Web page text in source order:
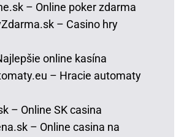
– Online poker zdarma
– Casino hry
online kasína
– Hracie automaty
– Online SK casina
– Online casina na